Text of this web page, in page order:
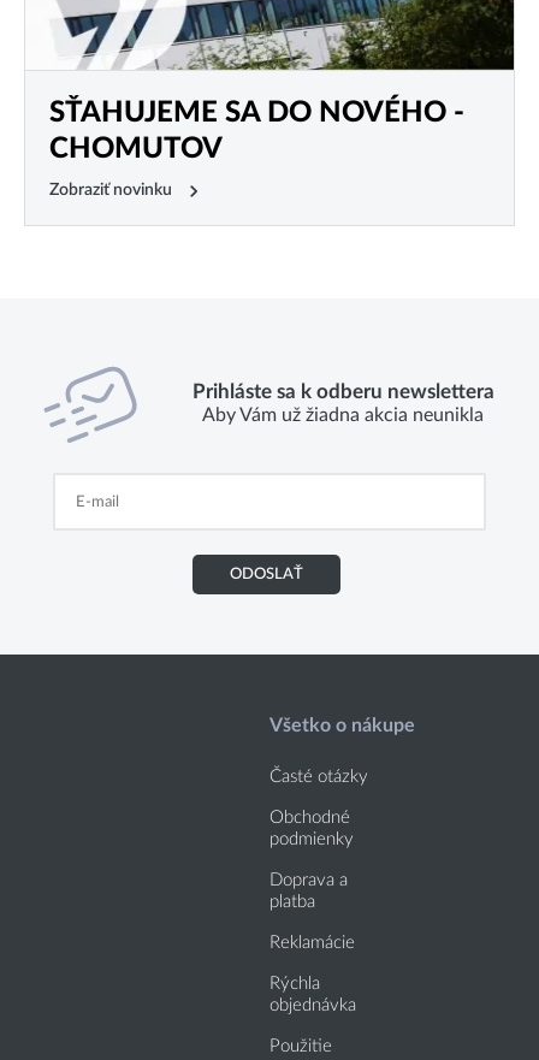
SŤAHUJEME SA DO NOVÉHO -
CHOMUTOV
Zobraziť novinku
Prihláste sa k odberu newslettera
Aby Vám už žiadna akcia neunikla
ODOSLAŤ
Všetko o nákupe
Časté otázky
Obchodné
podmienky
Doprava a
platba
Reklamácie
Rýchla
objednávka
Použitie